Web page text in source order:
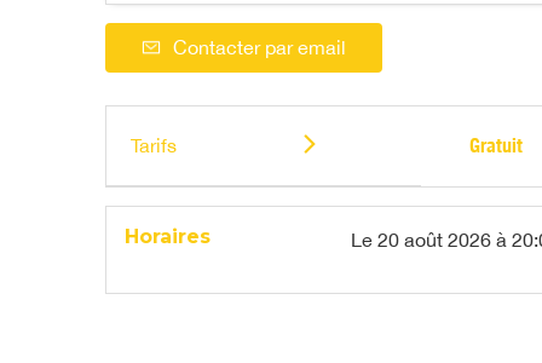
Contacter par email
Tarifs Gratuit
Horaires Le 20 août 2026 à